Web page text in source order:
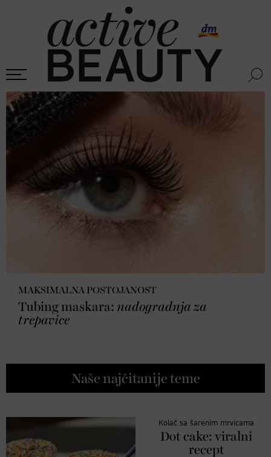
MAKSIMALNA POSTOJANOST
Tubing maskara: nadogradnja za
trepavice
Naše najčitanije teme
Kolač sa šarenim mrvicama
Dot cake: viralni
recept